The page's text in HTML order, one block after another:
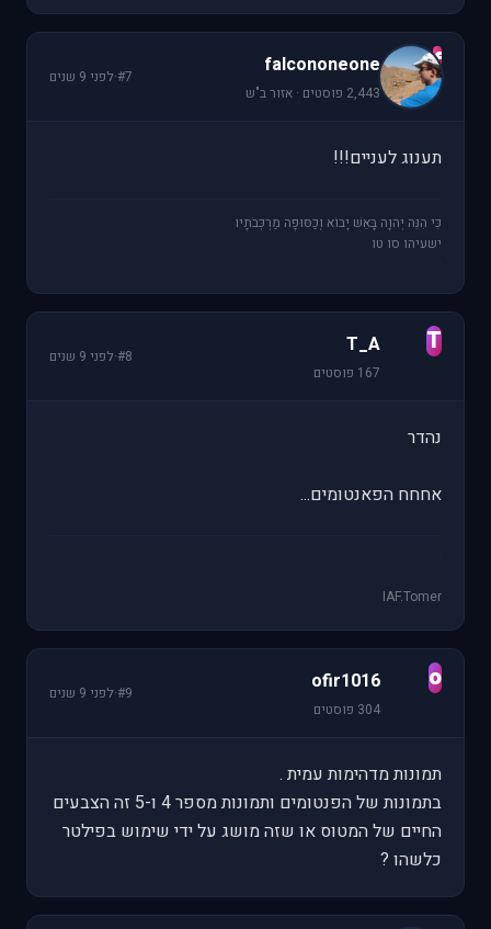
f
falcononeone
2,443 פוסטים · אזור ב"ש
#7
·לפני 9 שנים
תענוג לעניים!!!
כִּי הִנֵּה יְהוָה בָּאֵשׁ יָבוֹא וְכַסּוּפָה מַרְכְּבֹתָיו
ישעיהו סו טו
T
T_A
167 פוסטים
#8
·לפני 9 שנים
נהדר
אחחח הפאנטומים...
IAF.Tomer
o
ofir1016
304 פוסטים
#9
·לפני 9 שנים
תמונות מדהימות עמית .
בתמונות של הפנטומים ותמונות מספר 4 ו-5 זה הצבעים
החיים של המטוס או שזה מושג על ידי שימוש בפילטר
כלשהו ?